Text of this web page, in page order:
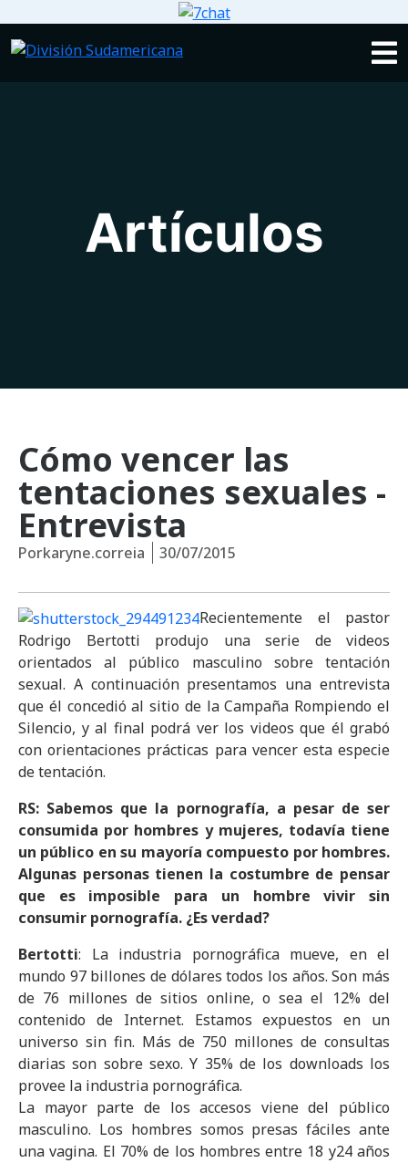
Artículos
Cómo vencer las
tentaciones sexuales -
Entrevista
Porkaryne.correia 30/07/2015
Recientemente el pastor
Rodrigo Bertotti produjo una serie de videos
orientados al público masculino sobre tentación
sexual. A continuación presentamos una entrevista
que él concedió al sitio de la Campaña Rompiendo el
Silencio, y al final podrá ver los videos que él grabó
con orientaciones prácticas para vencer esta especie
de tentación.
RS: Sabemos que la pornografía, a pesar de ser
consumida por hombres y mujeres, todavía tiene
un público en su mayoría compuesto por hombres.
Algunas personas tienen la costumbre de pensar
que es imposible para un hombre vivir sin
consumir pornografía. ¿Es verdad?
Bertotti: La industria pornográfica mueve, en el
mundo 97 billones de dólares todos los años. Son más
de 76 millones de sitios online, o sea el 12% del
contenido de Internet. Estamos expuestos en un
universo sin fin. Más de 750 millones de consultas
diarias son sobre sexo. Y 35% de los downloads los
provee la industria pornográfica.
La mayor parte de los accesos viene del público
masculino. Los hombres somos presas fáciles ante
una vagina. El 70% de los hombres entre 18 y24 años